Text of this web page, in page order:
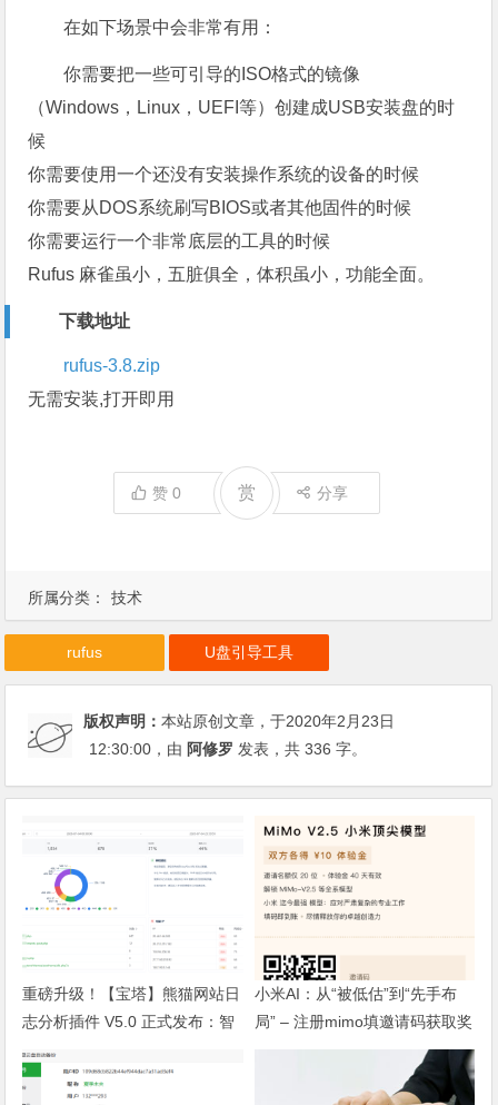
在如下场景中会非常有用：
你需要把一些可引导的ISO格式的镜像
（Windows，Linux，UEFI等）创建成USB安装盘的时
候
你需要使用一个还没有安装操作系统的设备的时候
你需要从DOS系统刷写BIOS或者其他固件的时候
你需要运行一个非常底层的工具的时候
Rufus 麻雀虽小，五脏俱全，体积虽小，功能全面。
下载地址
rufus-3.8.zip
无需安装,打开即用
赞0 赏 分享
所属分类： 技术
rufus U盘引导工具
版权声明：本站原创文章，于2020年2月23日
12:30:00 ，由 阿修罗 发表，共 336 字。
重磅升级！【宝塔】熊猫网站日
志分析插件 V5.0 正式发布：智
能体检+多维风控，运维效率全
面跃升
小米AI：从“被低估”到“先手布
局” – 注册mimo填邀请码获取奖
励, 赶紧的薅羊毛